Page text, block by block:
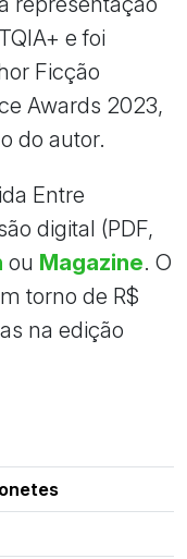
e foi
Ficção
Awards 2023,
do autor.
Entre
digital (PDF,
ou Magazine. O
torno de R$
na edição